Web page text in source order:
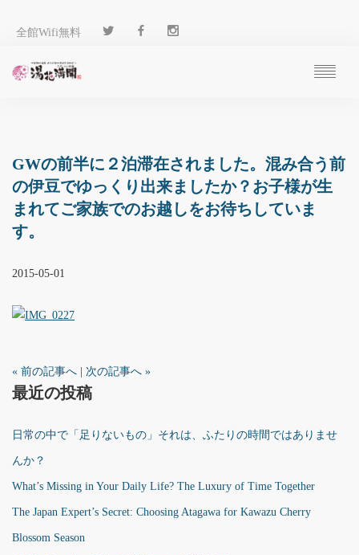
全館Wifi無料
温 泉
料 理
施 設
アクセス
ブログ
GWの前半に２泊滞在されました。混み合う前
の伊豆でゆっくり出来ましたか？お子様が生
まれてご家族でのお越しをお待ちしていま
す。
2015-05-01
« 前の記事へ 次の記事へ »
最近の投稿
日常の中で「足りないもの」それは、ふたりの時間ではありませ
んか？
What’s Missing in Your Daily Life? The Luxury of Time Together
The Japan Expert’s Secret: Choosing Atagawa for Kawazu Cherry
Blossom Season